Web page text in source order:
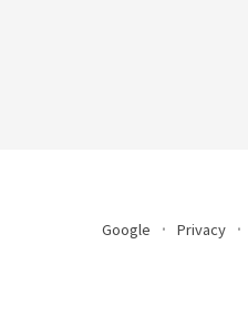
Google Privacy